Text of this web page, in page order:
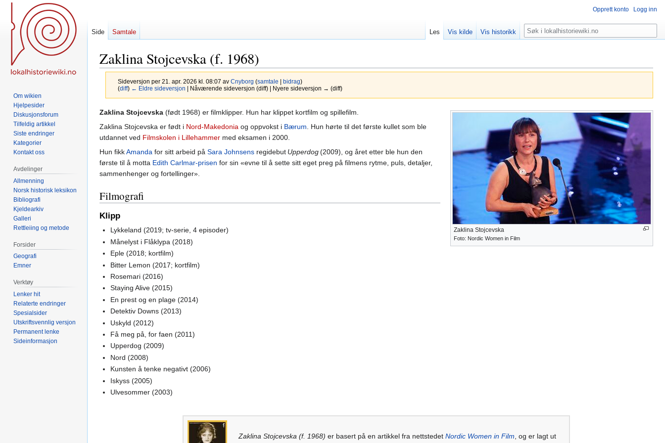
Zaklina Stojcevska (f. 1968)
Sideversjon per 21. apr. 2026 kl. 08:07 av Cnyborg (samtale bidrag)
(diff) ← Eldre sideversjon | Nåværende sideversjon (diff) | Nyere sideversjon → (diff)
Hopp
til
navigering
Hopp
til
søk
Zaklina Stojcevska
Foto: Nordic Women in Film
Zaklina Stojcevska (født 1968) er filmklipper. Hun har klippet kortfilm og spillefilm.
Zaklina Stojcevska er født i Nord-Makedonia og oppvokst i Bærum . Hun hørte til det første kullet som ble
utdannet ved Filmskolen i Lillehammer med eksamen i 2000.
Hun fikkAmanda for sitt arbeid på Sara Johnsens regidebut Upperdog(2009), og året etter ble hun den
første til å motta Edith Carlmar-prisen for sin «evne til å sette sitt eget preg på filmens rytme, puls, detaljer,
sammenhenger og fortellinger».
Filmografi
Klipp
Lykkeland (2019; tv-serie, 4 episoder)
Månelyst i Flåklypa (2018)
Eple (2018; kortfilm)
Bitter Lemon (2017; kortfilm)
Rosemari (2016)
Staying Alive (2015)
En prest og en plage (2014)
Detektiv Downs (2013)
Uskyld (2012)
Få meg på, for faen (2011)
Upperdog (2009)
Nord (2008)
Kunsten å tenke negativt (2006)
Iskyss (2005)
Ulvesommer (2003)
Zaklina Stojcevska (f. 1968) er basert på en artikkel fra nettstedet Nordic Women in Film , og er lagt ut
Opprett konto Logg inn
Side Samtale Les Vis kilde Vis historikk Søk
Om wikien
Hjelpesider
Diskusjonsforum
Tilfeldig artikkel
Siste endringer
Kategorier
Kontakt oss
Avdelinger
Allmenning
Norsk historisk leksikon
Bibliografi
Kjeldearkiv
Galleri
Rettleiing og metode
Forsider
Geografi
Emner
Verktøy
Lenker hit
Relaterte endringer
Spesialsider
Utskriftsvennlig versjon
Permanent lenke
Sideinformasjon